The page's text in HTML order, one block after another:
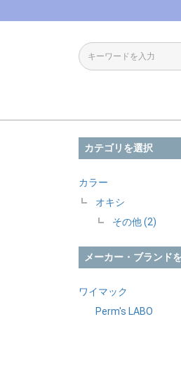
カテゴリを選択
カラー
オキシ
その他 (2)
メーカー・ブランド
ワイマック
Perm′s LABO